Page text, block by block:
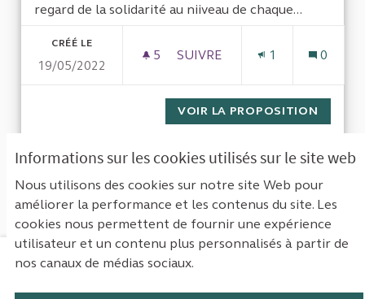
Informations sur les cookies utilisés sur le site web
Nous utilisons des cookies sur notre site Web pour
améliorer la performance et les contenus du site. Les
cookies nous permettent de fournir une expérience
utilisateur et un contenu plus personnalisés à partir de
nos canaux de médias sociaux.
regard de la solidarité au niiveau de chaque...
CRÉÉ LE
19/05/2022
5 5 ABONNÉS
SUIVRE
1 0
VOIR LA PROPOSITION
Suivant › Dernière »
Voir toutes les propositions retirées
Mentions légales